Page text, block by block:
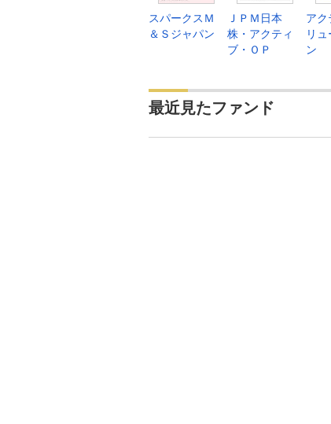
スパークスＭ
＆Ｓジャパン
ＪＰＭ日本
株・アクティ
ブ・ＯＰ
アク
リ
ン
最近見たファンド